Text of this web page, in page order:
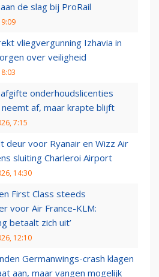
de slag bij ProRail
vliegvergunning Izhavia in
over veiligheid
onderhoudslicenties
af, maar krapte blijft
7:15
deur voor Ryanair en Wizz Air
sluiting Charleroi Airport
14:30
First Class steeds
voor Air France-KLM:
betaalt zich uit’
12:10
Germanwings-crash klagen
aan, maar vangen mogelijk